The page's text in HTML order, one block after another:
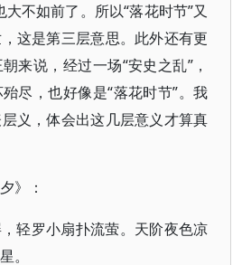
不如前了。所以“落花时节”又
这是第三层意思。此外还有更
来说，经过一场“安史之乱”，
尽，也好像是“落花时节”。我
义，体会出这几层意义才算真
》：
轻罗小扇扑流萤。天阶夜色凉
。